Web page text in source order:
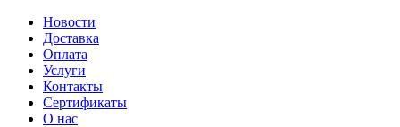
Новости
Доставка
Оплата
Услуги
Контакты
Cертификаты
О нас